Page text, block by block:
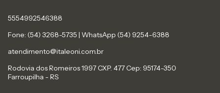
5554992546388
Fone: (54) 3268-5735 | WhatsApp (54) 9254-6388
atendimento@italeoni.com.br
Rodovia dos Romeiros 1997 CXP. 477 Cep: 95174-350
Farroupilha - RS